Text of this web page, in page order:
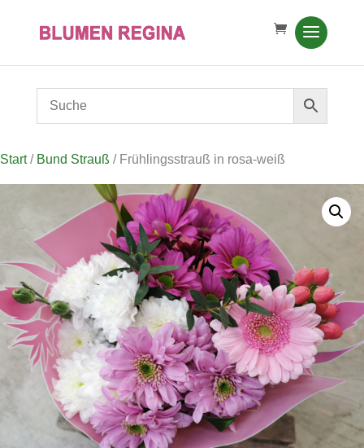
Start/ Bund Strauß / Frühlingsstrauß in rosa-weiß